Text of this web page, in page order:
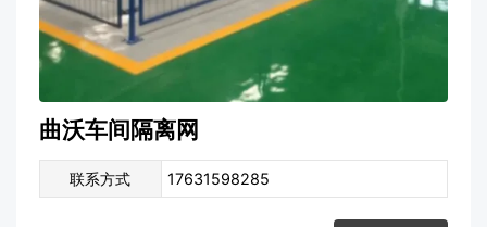
曲沃车间隔离网
联系方式 17631598285